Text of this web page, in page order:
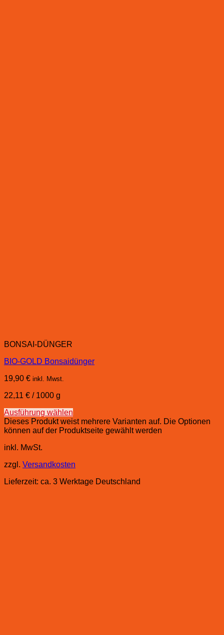
BONSAI-DÜNGER
BIO-GOLD Bonsaidünger
19,90 € inkl. Mwst.
22,11 € / 1000 g
Ausführung wählen
Dieses Produkt weist mehrere Varianten auf. Die Optionen
können auf der Produktseite gewählt werden
inkl. MwSt.
zzgl. Versandkosten
Lieferzeit: ca. 3 Werktage Deutschland